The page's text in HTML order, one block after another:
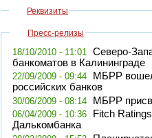
Реквизиты
Пресс-релизы
18/10/2010 - 11:01
Северо-
банкоматов в Калининграде
22/09/2009 - 09:44
МБРР
российских банков
30/06/2009 - 08:14 МБРР
06/04/2009 - 10:36
Fitch
Далькомбанка